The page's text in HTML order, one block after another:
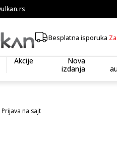
10% na tri kupljena artikla
Besplatna isporuka
Akcije
Nova
izdanja
Prijava na sajt